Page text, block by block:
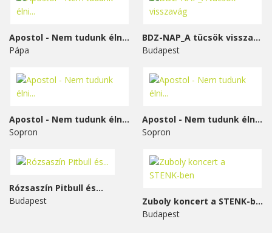
Apostol - Nem tudunk élni...
Pápa
BDZ-NAP_A tücsök visszavág
Budapest
Apostol - Nem tudunk élni...
Sopron
Apostol - Nem tudunk élni...
Sopron
Rózsaszín Pitbull és...
Budapest
Zuboly koncert a STENK-ben
Budapest